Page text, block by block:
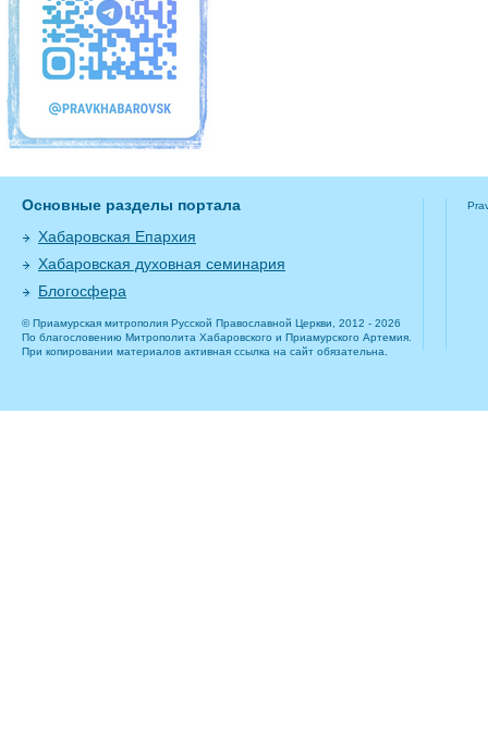
Основные разделы портала
Хабаровская Епархия
Хабаровская духовная семинария
Блогосфера
© Приамурская митрополия Русской Православной Церкви, 2012 - 2026
По благословению Митрополита Хабаровского и Приамурского Артемия.
При копировании материалов активная ссылка на сайт обязательна.